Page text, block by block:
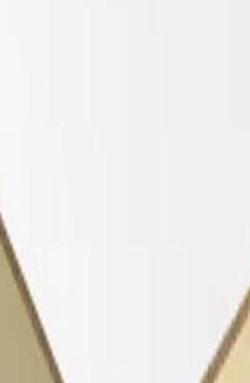
gebruik op platte daken
gebruik in afschotdaken